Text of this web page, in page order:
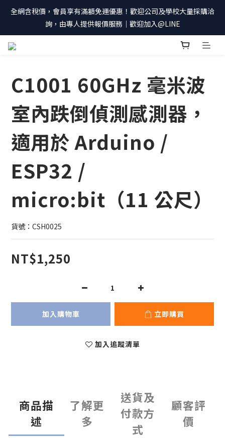
全網含稅價，會員享有滿額免運優惠！歡迎公司及學校大量採購洽
詢，由專人提供報價服務｜歡迎加入@LINE
C1001 60GHz 毫米波
室內跌倒偵測感測器，
適用於 Arduino /
ESP32 /
micro:bit（11 公尺）
貨號：CSH0025
NT$1,250
加入購物車 立即購買
加入追蹤清單
商品描
述
了解更
多
送貨及
付款方
式
顧客評
價